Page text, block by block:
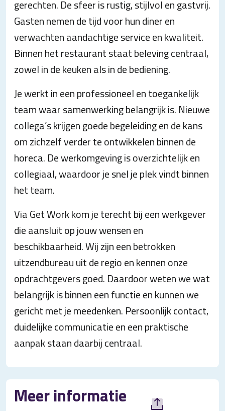
gerechten. De sfeer is rustig, stijlvol en gastvrij.
Gasten nemen de tijd voor hun diner en
verwachten aandachtige service en kwaliteit.
Binnen het restaurant staat beleving centraal,
zowel in de keuken als in de bediening.
Je werkt in een professioneel en toegankelijk
team waar samenwerking belangrijk is. Nieuwe
collega’s krijgen goede begeleiding en de kans
om zichzelf verder te ontwikkelen binnen de
horeca. De werkomgeving is overzichtelijk en
collegiaal, waardoor je snel je plek vindt binnen
het team.
Via Get Work kom je terecht bij een werkgever
die aansluit op jouw wensen en
beschikbaarheid. Wij zijn een betrokken
uitzendbureau uit de regio en kennen onze
opdrachtgevers goed. Daardoor weten we wat
belangrijk is binnen een functie en kunnen we
gericht met je meedenken. Persoonlijk contact,
duidelijke communicatie en een praktische
aanpak staan daarbij centraal.
Meer informatie